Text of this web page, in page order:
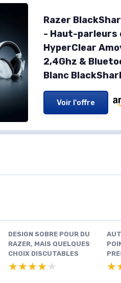
Razer
- Haut-parleurs
HyperClear
2,4Ghz &
Blanc
Voir l'offre
DESIGN SOBRE POUR DU
RAZER, MAIS QUELQUES
CHOIX DISCUTABLES
★★★★★
★★★★★